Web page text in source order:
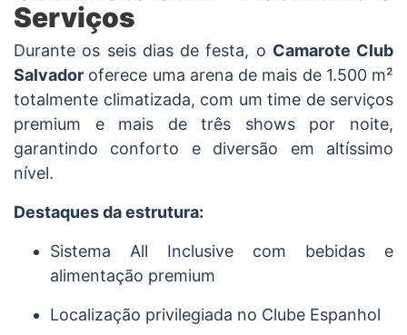
Serviços
Durante os seis dias de festa, o Camarote Club
Salvador oferece uma arena de mais de 1.500 m²
totalmente climatizada, com um time de serviços
premium e mais de três shows por noite,
garantindo conforto e diversão em altíssimo
nível.
Destaques da estrutura:
Sistema All Inclusive com bebidas e
alimentação premium
Localização privilegiada no Clube Espanhol